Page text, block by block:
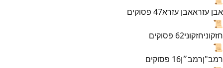
אבן עזראאבן עזרא47 פסוקים
📜
חזקוניחזקוני62 פסוקים
📜
רמב"ןרמב״ן16 פסוקים